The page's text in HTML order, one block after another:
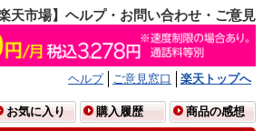
楽天市場】ヘルプ・お問い合わせ・ご意見
ヘルプ ご意見窓口
楽天トップへ
お気に入り 購入履歴 商品の感想